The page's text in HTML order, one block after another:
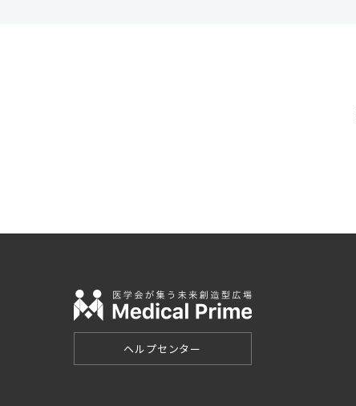
ヘルプセンター